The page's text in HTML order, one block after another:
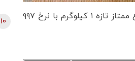
به گزارش اقتصادنیوز به نقل از انتخاب، امروز سه‌شنبه ۲۹ اردیبهشت ۱۴۰۵، فیله مرغ ممتاز تازه ۱ کیلوگرم با نرخ ۹۹۷
10